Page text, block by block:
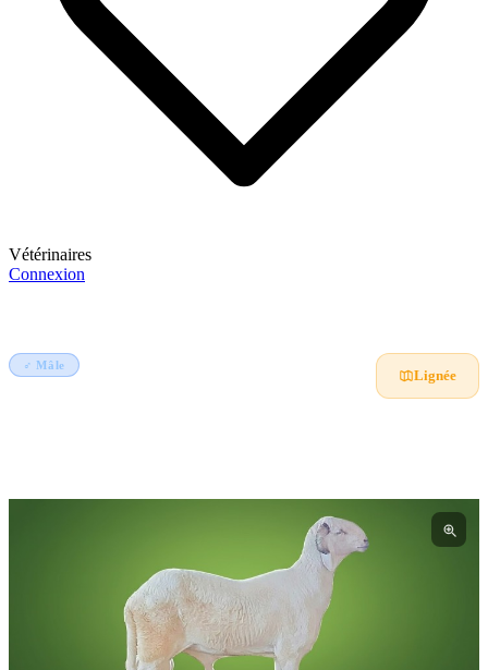
Vétérinaires
Connexion
♂ Mâle
Lignée